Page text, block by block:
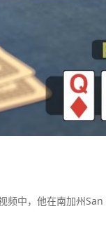
中，他在南加州